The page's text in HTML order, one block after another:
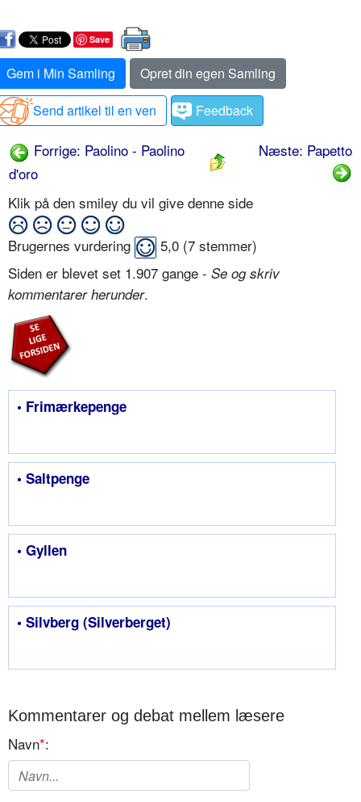
Save
Gem i Min Samling
Opret din egen Samling
Send artikel til en ven
Feedback
Forrige: Paolino - Paolino
d'oro
Næste: Papetto
Klik på den smiley du vil give denne side
Brugernes vurdering 5,0 (7 stemmer)
Siden er blevet set 1.907 gange - Se og skriv
kommentarer herunder.
• Frimærkepenge
• Saltpenge
• Gyllen
• Silvberg (Silverberget)
Kommentarer og debat mellem læsere
Navn*: